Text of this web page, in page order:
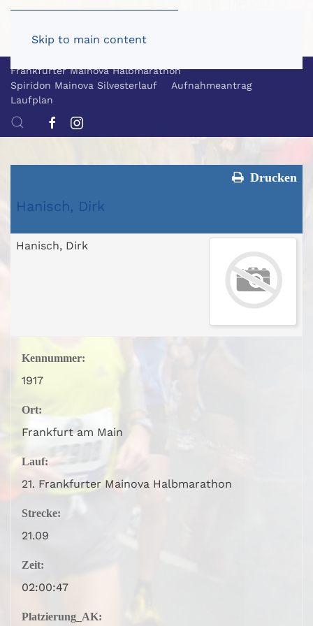
Skip to main content
Frankfurter Mainova Halbmarathon
Spiridon Mainova Silvesterlauf
Aufnahmeantrag
Laufplan
Drucken
Hanisch, Dirk
Hanisch, Dirk
Kennummer:
1917
Ort:
Frankfurt am Main
Lauf:
21. Frankfurter Mainova Halbmarathon
Strecke:
21.09
Zeit:
02:00:47
Platzierung_AK: